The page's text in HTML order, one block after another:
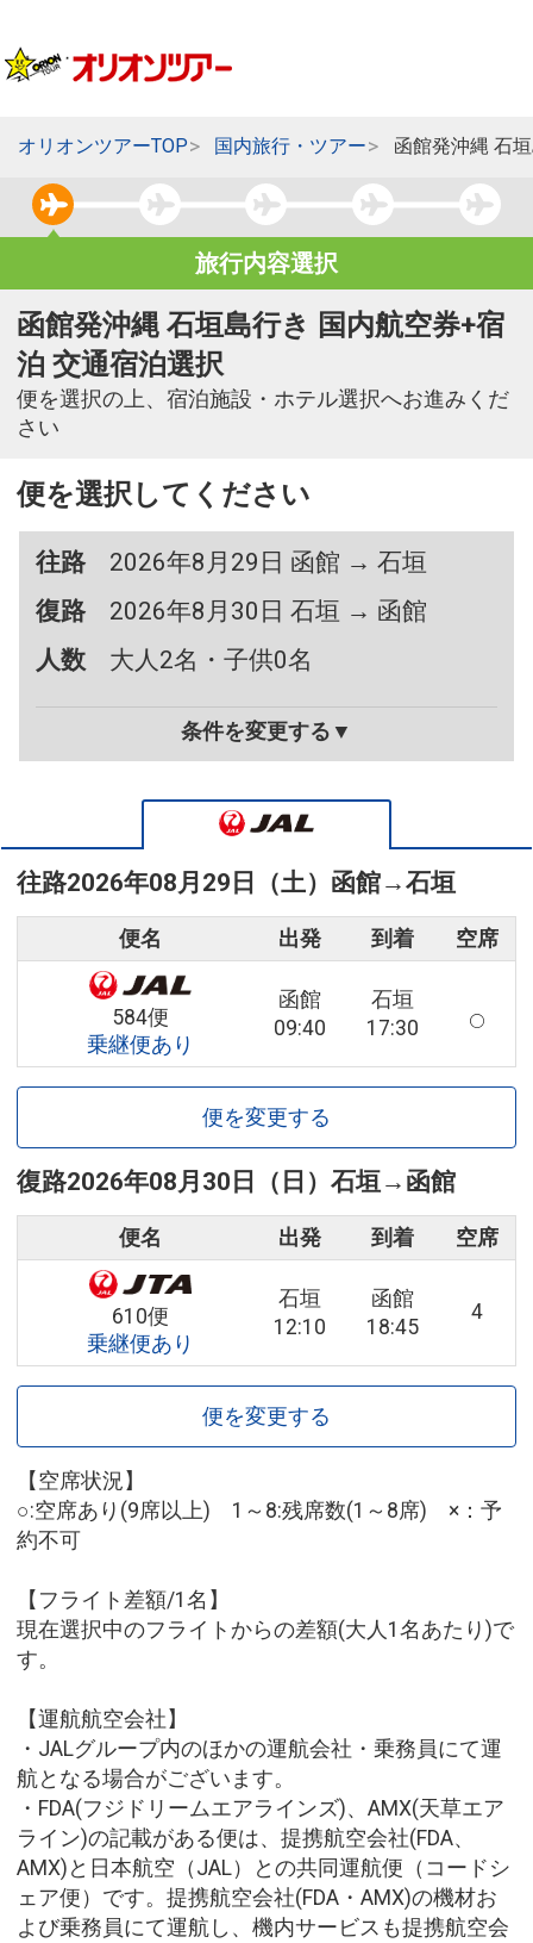
オリオンツアーTOP 国内旅行・ツアー 函館発沖縄 石
旅行内容選択
函館発沖縄 石垣島行き 国内航空券+宿
泊 交通宿泊選択
便を選択の上、宿泊施設・ホテル選択へお進みくだ
さい
便を選択してください
往路
2026年8月29日 函館 → 石垣
復路
2026年8月30日 石垣 → 函館
人数
大人2名・子供0名
条件を変更する▼
往路2026年08月29日（土） 函館→石垣
便名 出発 到着 空席
584便
乗継便あり
函館
09:40
石垣
17:30
便を変更する
復路2026年08月30日（日） 石垣→ 函館
便名 出発 到着 空席
610便
乗継便あり
石垣
12:10
函館
18:45
4
便を変更する
【空席状況】
○:空席あり(9席以上) 1～8:残席数(1～8席) ×：予
約不可
【フライト差額/1名】
現在選択中のフライトからの差額(大人1名あたり)で
す。
【運航航空会社】
・JALグループ内のほかの運航会社・乗務員にて運
航となる場合がございます。
・FDA(フジドリームエアラインズ)、AMX(天草エア
ライン)の記載がある便は、提携航空会社(FDA、
AMX)と日本航空（JAL）との共同運航便（コードシ
ェア便）です。提携航空会社(FDA・AMX)の機材お
よび乗務員にて運航し、機内サービスも提携航空会